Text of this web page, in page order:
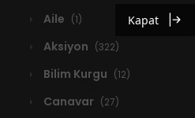
Aile (1)
Aksiyon (322)
Bilim Kurgu (12)
Canavar (27)
Kapat